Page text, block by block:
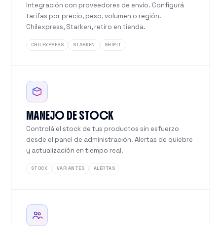
Integración con proveedores de envío. Configurá
tarifas por precio, peso, volumen o región.
Chilexpress, Starken, retiro en tienda.
CHILEXPRESS STARKEN SHIPIT
MANEJO DE STOCK
Controlá el stock de tus productos sin esfuerzo
desde el panel de administración. Alertas de quiebre
y actualización en tiempo real.
STOCK VARIANTES ALERTAS